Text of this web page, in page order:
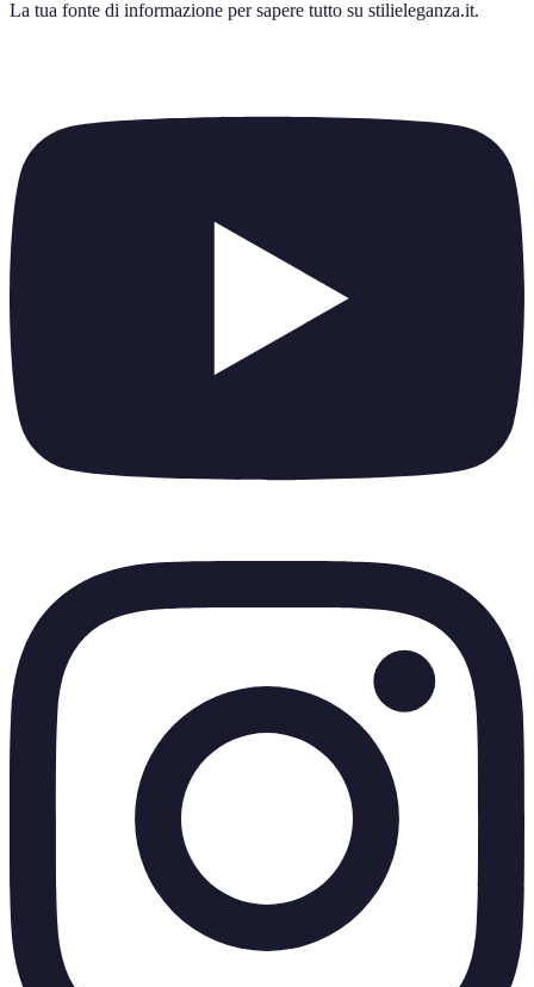
La tua fonte di informazione per sapere tutto su stilieleganza.it.